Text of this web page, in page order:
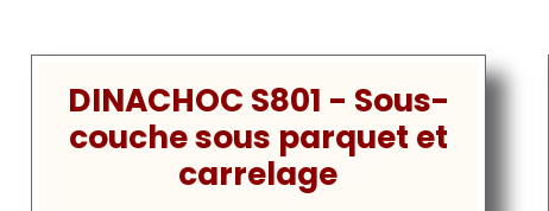
DINACHOC S801 - Sous-
couche sous parquet et
carrelage